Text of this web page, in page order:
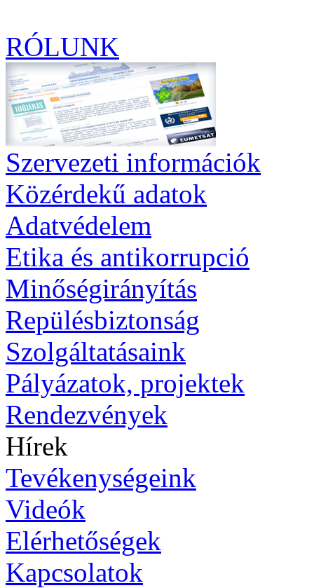
RÓLUNK
Szervezeti információk
Közérdekű adatok
Adatvédelem
Etika és antikorrupció
Minőségirányítás
Repülésbiztonság
Szolgáltatásaink
Pályázatok, projektek
Rendezvények
Hírek
Tevékenységeink
Videók
Elérhetőségek
Kapcsolatok